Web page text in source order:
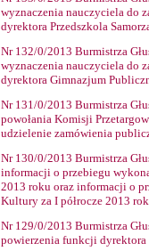
wyznaczenia nauczyciela do
dyrektora Przedszkola
Nr 132/0/2013 Burmistrza
wyznaczenia nauczyciela do
dyrektora Gimnazjum
Nr 131/0/2013 Burmistrza
powołania Komisji
udzielenie zamówienia
Nr 130/0/2013 Burmistrza
informacji o przebiegu
2013 roku oraz informacji o
Kultury za I półrocze 2013
Nr 129/0/2013 Burmistrza
powierzenia funkcji dyrektora